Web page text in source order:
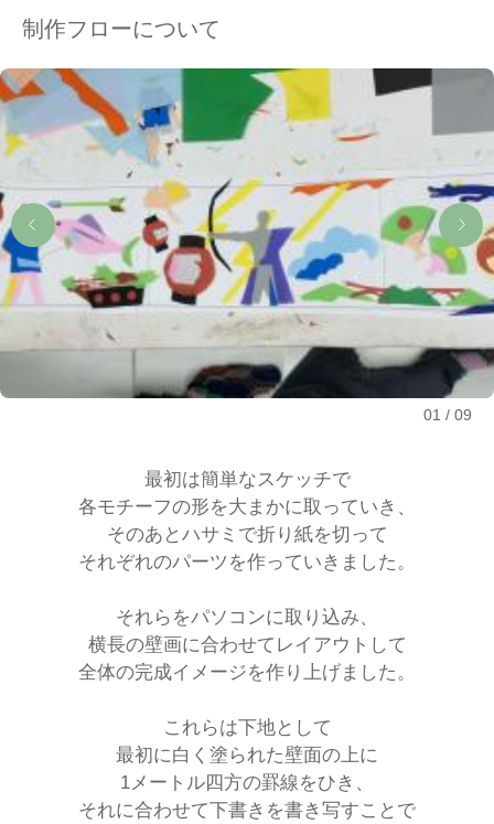
制作フローについて
01 09
最初は簡単なスケッチで
各モチーフの形を大まかに取っていき、
そのあとハサミで折り紙を切って
それぞれのパーツを作っていきました。
それらをパソコンに取り込み、
横長の壁画に合わせてレイアウトして
全体の完成イメージを作り上げました。
これらは下地として
最初に白く塗られた壁面の上に
1メートル四方の罫線をひき、
それに合わせて下書きを書き写すことで